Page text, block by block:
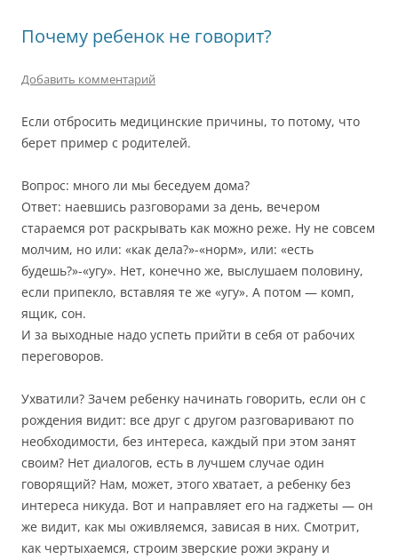
Почему ребенок не говорит?
Добавить комментарий
Если отбросить медицинские причины, то потому, что
берет пример с родителей.
Вопрос: много ли мы беседуем дома?
Ответ: наевшись разговорами за день, вечером
стараемся рот раскрывать как можно реже. Ну не совсем
молчим, но или: «как дела?»-«норм», или: «есть
будешь?»-«угу». Нет, конечно же, выслушаем половину,
если припекло, вставляя те же «угу». А потом — комп,
ящик, сон.
И за выходные надо успеть прийти в себя от рабочих
переговоров.
Ухватили? Зачем ребенку начинать говорить, если он с
рождения видит: все друг с другом разговаривают по
необходимости, без интереса, каждый при этом занят
своим? Нет диалогов, есть в лучшем случае один
говорящий? Нам, может, этого хватает, а ребенку без
интереса никуда. Вот и направляет его на гаджеты — он
же видит, как мы оживляемся, зависая в них. Смотрит,
как чертыхаемся, строим зверские рожи экрану и